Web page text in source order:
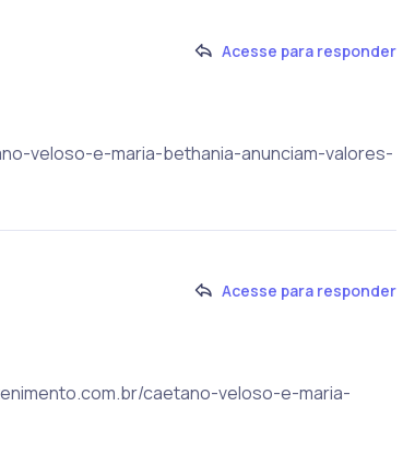
Acesse para responder
veloso-e-maria-bethania-anunciam-valores-
Acesse para responder
caetano-veloso-e-maria-